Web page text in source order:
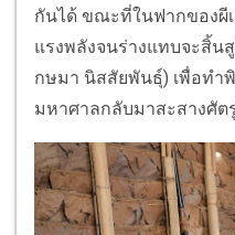
กันได้ ขณะที่ในฟากของ
แรงพลังจนร่างแทบจะสิ้น
กษมา นิสสัยพันธุ์) เพื่อทำ
มหาศาลกลับมาสะสางศัต